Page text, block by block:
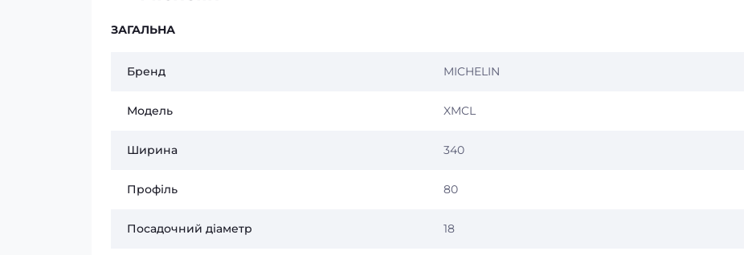
ЗАГАЛЬНА
Бренд MICHELIN
Модель XMCL
Ширина 340
Профіль 80
Посадочний діаметр 18